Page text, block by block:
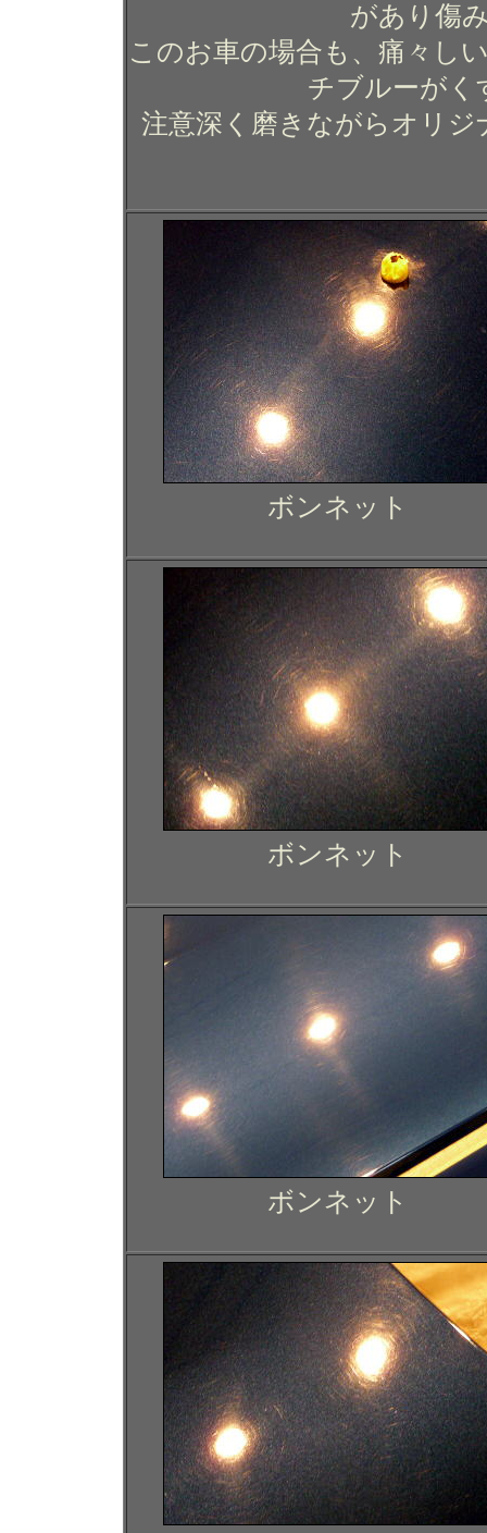
があり傷
このお車の場合も、痛々し
チブルーがく
注意深く磨きながらオリ
ボンネット
ボンネット
ボンネット